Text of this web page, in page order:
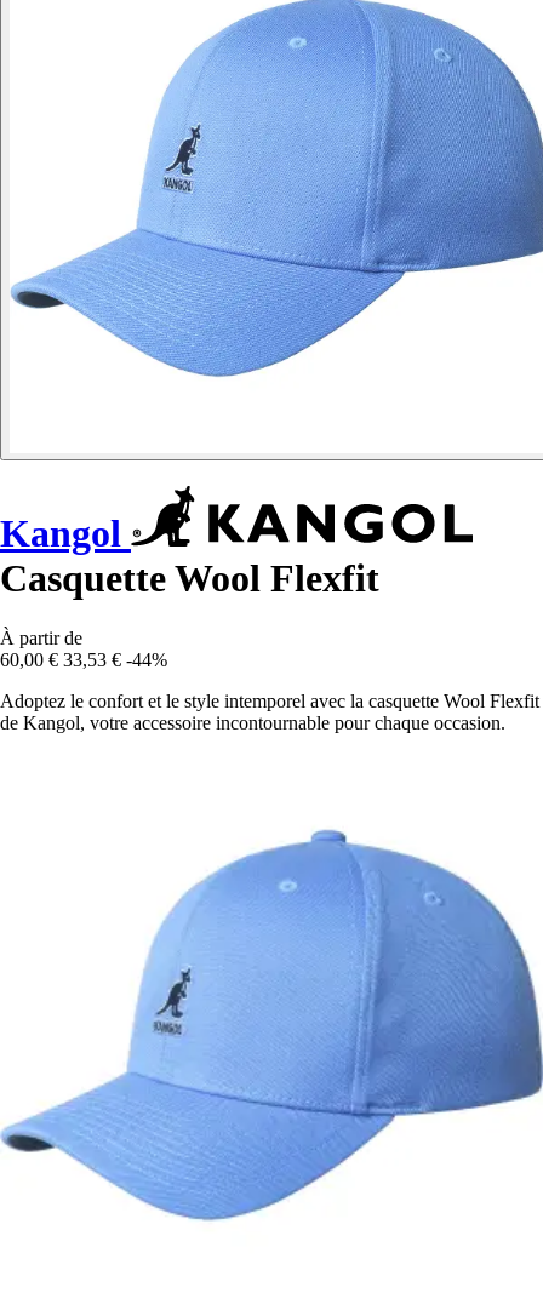
Kangol
Casquette Wool Flexfit
À partir de
60,00 € 33,53 € -44%
Adoptez le confort et le style intemporel avec la casquette Wool Flexfit
de Kangol, votre accessoire incontournable pour chaque occasion.